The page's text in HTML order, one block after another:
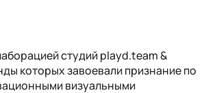
студий playd.team &
которых завоевали признание по
визуальными